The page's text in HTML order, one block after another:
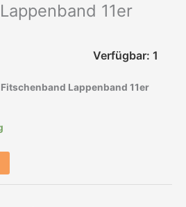
11er
Verfügbar: 1
Lappenband 11er